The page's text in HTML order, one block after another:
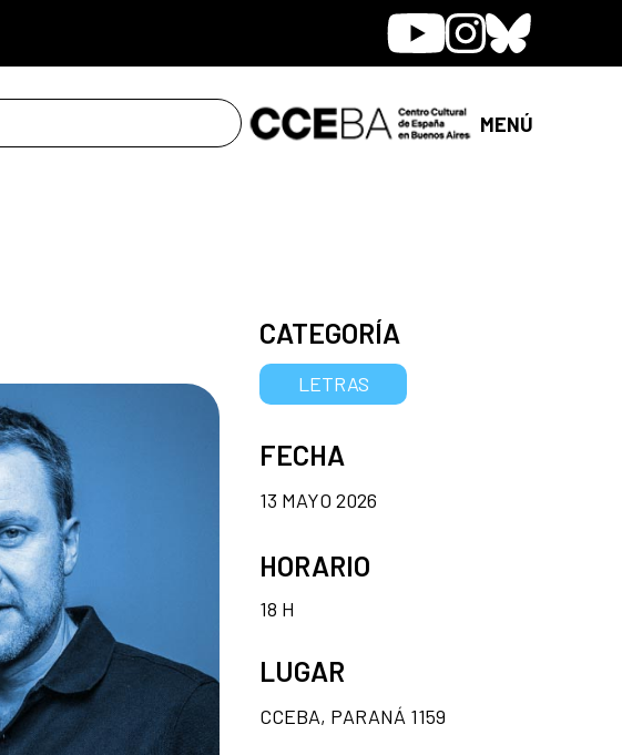
YoutubeInstagram
Bluesky
MENÚ
CATEGORÍA
LETRAS
FECHA
13 MAYO 2026
HORARIO
18 H
LUGAR
CCEBA, PARANÁ 1159